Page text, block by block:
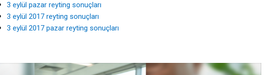
3 eylül pazar reyting sonuçları
3 eylül 2017 reyting sonuçları
3 eylül 2017 pazar reyting sonuçları